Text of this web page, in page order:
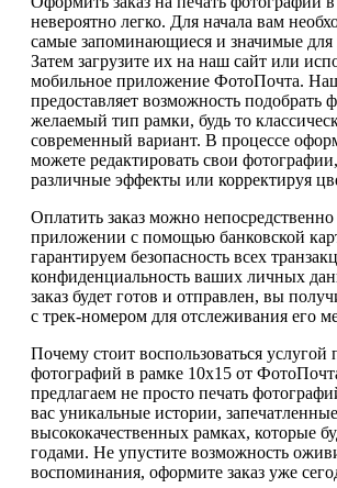
невероятно легко. Для начала вам
самые запоминающиеся и значимые для
Затем загрузите их на наш сайт или
мобильное приложение ФотоПочта.
предоставляет возможность подобрать
желаемый тип рамки, будь то
современный вариант. В процессе
можете редактировать свои
различные эффекты или корректируя
Оплатить заказ можно
приложении с помощью банковской
гарантируем безопасность всех
конфиденциальность ваших личных
заказ будет готов и отправлен, вы
с трек-номером для отслеживания его
Почему стоит воспользоваться услугой
фотографий в рамке 10х15 от
предлагаем не просто печать
вас уникальные истории,
высококачественных рамках, которые
годами. Не упустите возможность
воспоминания, оформите заказ уже